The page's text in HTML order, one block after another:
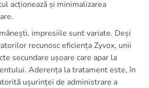
acționează și minimalizarea
impresiile sunt variate. Deși
recunosc eficiența Zyvox, unii
secundare ușoare care apar la
Aderența la tratament este, în
ușurinței de administrare a